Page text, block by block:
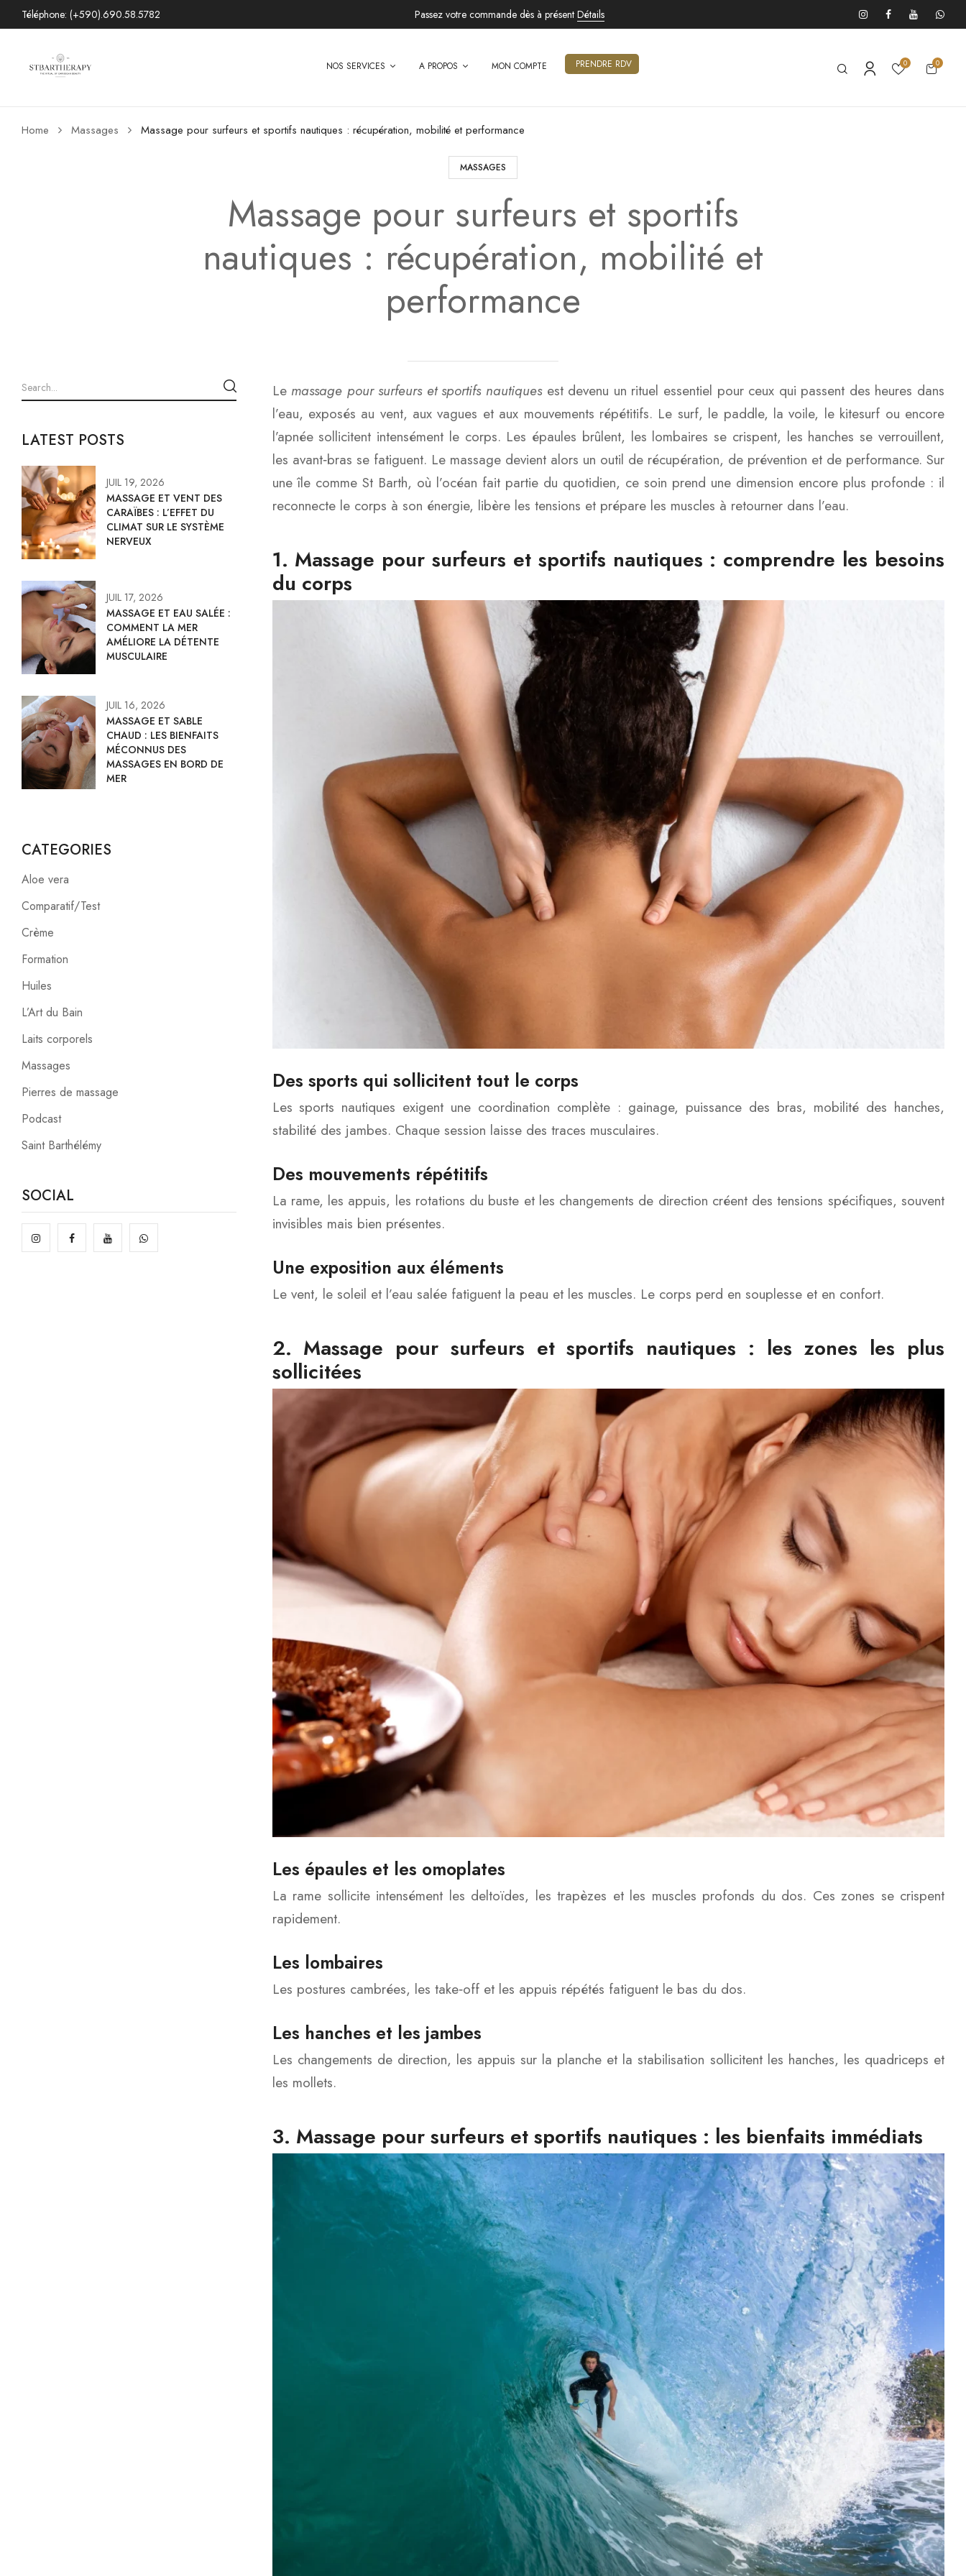
Téléphone: (+590).690.58.5782 Passez votre commande dès à présent Détails
NOS SERVICES A PROPOS MON COMPTE PRENDRE RDV 0 0
Home Massages Massage pour surfeurs et sportifs nautiques : récupération, mobilité et performance
MASSAGES
Massage pour surfeurs et sportifs
nautiques : récupération, mobilité et
performance
LATEST POSTS
JUIL 19, 2026
MASSAGE ET VENT DES
CARAÏBES : L’EFFET DU
CLIMAT SUR LE SYSTÈME
NERVEUX
JUIL 17, 2026
MASSAGE ET EAU SALÉE :
COMMENT LA MER
AMÉLIORE LA DÉTENTE
MUSCULAIRE
JUIL 16, 2026
MASSAGE ET SABLE
CHAUD : LES BIENFAITS
MÉCONNUS DES
MASSAGES EN BORD DE
MER
CATEGORIES
Aloe vera
Comparatif/Test
Crème
Formation
Huiles
L’Art du Bain
Laits corporels
Massages
Pierres de massage
Podcast
Saint Barthélémy
SOCIAL
Le massage pour surfeurs et sportifs nautiquesest devenu un rituel essentiel pour ceux qui passent des heures dans
l’eau, exposés au vent, aux vagues et aux mouvements répétitifs. Le surf, le paddle, la voile, le kitesurf ou encore
l’apnée sollicitent intensément le corps. Les épaules brûlent, les lombaires se crispent, les hanches se verrouillent,
les avant‑bras se fatiguent. Le massage devient alors un outil de récupération, de prévention et de performance. Sur
une île comme St Barth, où l’océan fait partie du quotidien, ce soin prend une dimension encore plus profonde : il
reconnecte le corps à son énergie, libère les tensions et prépare les muscles à retourner dans l’eau.
1. Massage pour surfeurs et sportifs nautiques : comprendre les besoins
du corps
Des sports qui sollicitent tout le corps
Les sports nautiques exigent une coordination complète : gainage, puissance des bras, mobilité des hanches,
stabilité des jambes. Chaque session laisse des traces musculaires.
Des mouvements répétitifs
La rame, les appuis, les rotations du buste et les changements de direction créent des tensions spécifiques, souvent
invisibles mais bien présentes.
Une exposition aux éléments
Le vent, le soleil et l’eau salée fatiguent la peau et les muscles. Le corps perd en souplesse et en confort.
2. Massage pour surfeurs et sportifs nautiques : les zones les plus
sollicitées
Les épaules et les omoplates
La rame sollicite intensément les deltoïdes, les trapèzes et les muscles profonds du dos. Ces zones se crispent
rapidement.
Les lombaires
Les postures cambrées, les take‑off et les appuis répétés fatiguent le bas du dos.
Les hanches et les jambes
Les changements de direction, les appuis sur la planche et la stabilisation sollicitent les hanches, les quadriceps et
les mollets.
3. Massage pour surfeurs et sportifs nautiques : les bienfaits immédiats